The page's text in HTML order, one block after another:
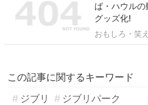
ば・ハウル
グッズ化!
おもしろ・笑
この記事に関するキーワード
ジブリ
ジブリパーク